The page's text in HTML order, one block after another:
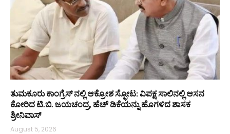
ತುಮಕೂರು ಕಾಂಗ್ರೆಸ್ ನಲ್ಲಿ ಆಕ್ರೋಶ ಸ್ಫೋಟ: ವಿಪಕ್ಷ ಸಾಲಿನಲ್ಲಿ ಆಸನ
ಕೋರಿದ ಟಿ.ಬಿ. ಜಯಚಂದ್ರ, ಹೆಚ್ ಡಿಕೆಯನ್ನು ಹೊಗಳಿದ ಶಾಸಕ
ಶ್ರೀನಿವಾಸ್
August 5, 2026